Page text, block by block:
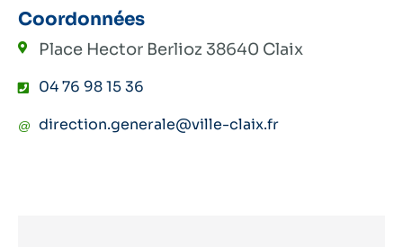
Coordonnées
Place Hector Berlioz 38640 Claix
04 76 98 15 36
direction.generale@ville-claix.fr